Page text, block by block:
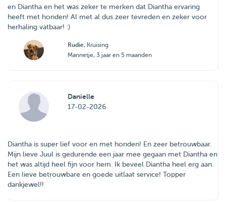
en Diantha en het was zeker te merken dat Diantha ervaring
heeft met honden! Al met al dus zeer tevreden en zeker voor
herhaling vatbaar! :)
Rudie, Kruising
Mannetje, 3 jaar en 5 maanden
Danielle
17-02-2026
Diantha is super lief voor en met honden! En zeer betrouwbaar.
Mijn lieve Juul is gedurende een jaar mee gegaan met Diantha en
het was altijd heel fijn voor hem. Ik beveel Diantha heel erg aan.
Een lieve betrouwbare en goede uitlaat service! Topper
dankjewel!!